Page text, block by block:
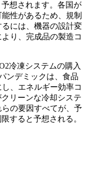
想されます。各国が
性があるため、規制
には、機器の設計変
り、完成品の製造コ
冷凍システムの購入
ンデミックは、食品
、エネルギー効率コ
リーンな冷却システ
の要因すべてが、予
すると予想される。